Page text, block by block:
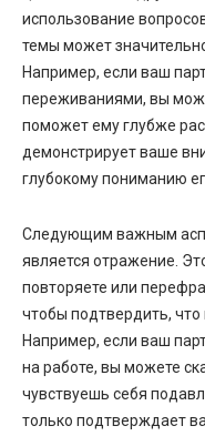
использование
темы может
Например, если ваш
переживаниями, вы
поможет ему глубже
демонстрирует ваше
глубокому пониманию
Следующим важным
является отражение.
повторяете или
чтобы подтвердить, что
Например, если ваш
на работе, вы можете
чувствуешь себя
только подтверждает